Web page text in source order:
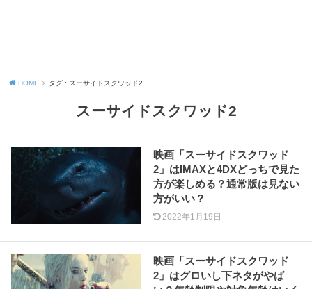
HOME タグ : スーサイドスクワッド2
スーサイドスクワッド2
映画「スーサイドスクワッド
2」はIMAXと4DXどっちで見た
方が楽しめる？通常版は見ない
方がいい？
2022年1月19日
映画「スーサイドスクワッド
2」はグロいし下ネタがやば